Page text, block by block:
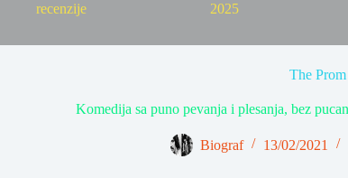
recenzije 2025
The
Komedija sa puno pevanja i plesanja, bez
Biograf 13/02/2021